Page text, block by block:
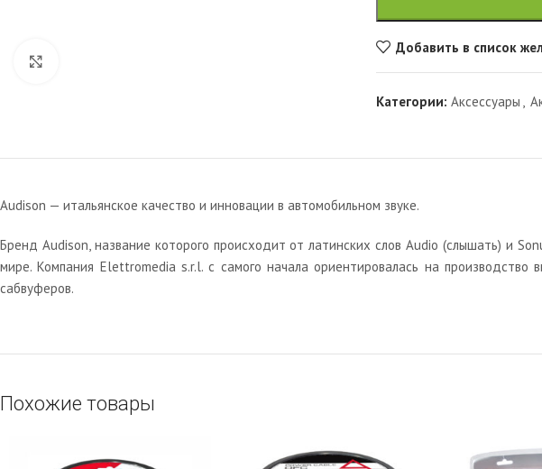
Добавить в список
Категории: Аксессуары ,
Audison — итальянское качество и инновации в автомобильном звуке.
Бренд Audison, название которого происходит от латинских слов Audio (слышать) и
мире. Компания Elettromedia s.r.l. с самого начала ориентировалась на производство
сабвуферов.
Похожие товары